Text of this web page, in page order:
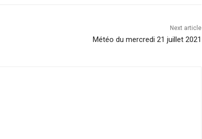
Next article
Météo du mercredi 21 juillet 2021